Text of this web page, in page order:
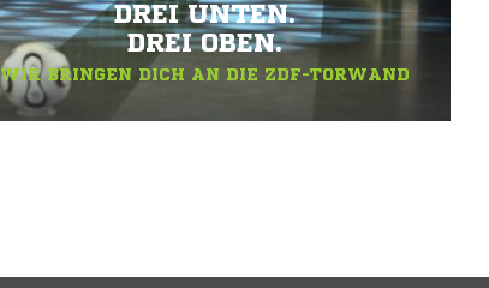
DREI UNTEN.
DREI OBEN.
WIR BRINGEN DICH AN DIE ZDF-TORWAND